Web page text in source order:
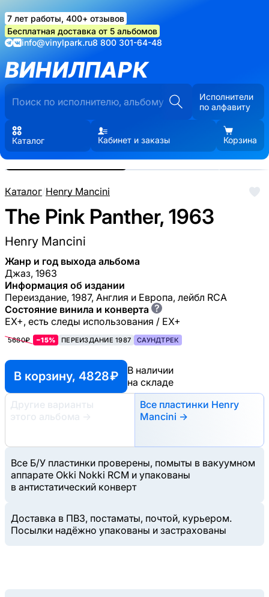
7 лет работы, 400+ отзывов
Бесплатная доставка от 5 альбомов
info@vinylpark.ru8 800 301-64-48
ВИНИЛПАРК
Исполнители
по алфавиту
Каталог Кабинет и заказы Корзина
Каталог/Henry Mancini
The Pink Panther, 1963
Henry Mancini
Жанр и год выхода альбома
Джаз, 1963
Информация об издании
Переиздание, 1987, Англия и Европа, лейбл RCA
Состояние винила и конверта ?
EX+, есть следы использования / EX+
5680₽ −15% ПЕРЕИЗДАНИЕ 1987 САУНДТРЕК
В корзину, 4828 ₽
В наличии
на складе
Другие варианты
этого альбома
→
Все пластинки Henry
Mancini →
Все Б/У пластинки проверены, помыты в вакуумном
аппарате Okki Nokki RCM и упакованы
в антистатический конверт
Доставка в ПВЗ, постаматы, почтой, курьером.
Посылки надёжно упакованы и застрахованы
Реальные фото пластинки.
Нажмите, чтобы увеличить